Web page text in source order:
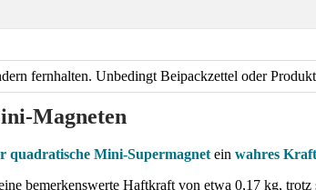
fernhalten. Unbedingt Beipackzettel oder
Magneten
quadratische Mini-Supermagnet ein wahres
bemerkenswerte Haftkraft von etwa 0,17 kg,